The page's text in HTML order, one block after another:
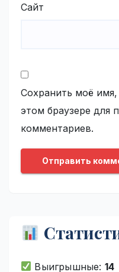
Сайт
Сохранить моё имя,
этом браузере для
комментариев.
Выигрышные: 14